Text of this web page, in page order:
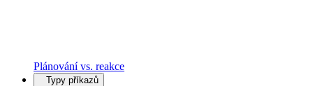
Plánování vs. reakce
Typy příkazů